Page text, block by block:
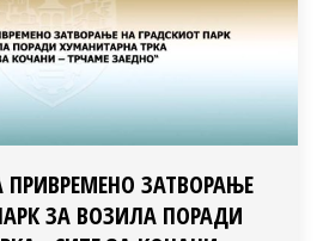
ЗАТВОРАЊЕ
ЗА ВОЗИЛА ПОРАДИ